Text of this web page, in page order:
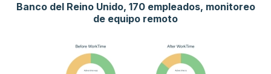
Banco del Reino Unido, 170 empleados, monitoreo
de equipo remoto